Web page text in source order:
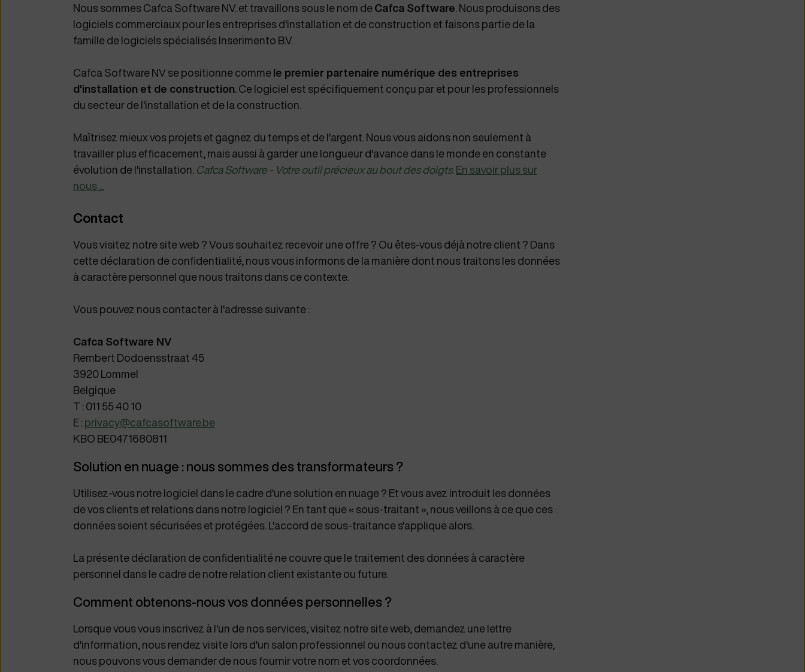
Nous sommes Cafca Software NV. et travaillons sous le nom deCafca Software. Nous produisons des
logiciels commerciaux pour les entreprises d'installation et de construction et faisons partie de la
famille de logiciels spécialisés Inserimento B.V.
Cafca Software NV se positionne commele premier partenaire numérique des entreprises
d'installation et de construction. Ce logiciel est spécifiquement conçu par et pour les professionnels
du secteur de l'installation et de la construction.
Maîtrisez mieux vos projets et gagnez du temps et de l'argent. Nous vous aidons non seulement à
travailler plus efficacement, mais aussi à garder une longueur d'avance dans le monde en constante
évolution de l'installation. Cafca Software - Votre outil précieux au bout des doigts.En savoir plus sur
nous ...
Contact
Vous visitez notre site web ? Vous souhaitez recevoir une offre ? Ou êtes-vous déjà notre client ? Dans
cette déclaration de confidentialité, nous vous informons de la manière dont nous traitons les données
à caractère personnel que nous traitons dans ce contexte.
Vous pouvez nous contacter à l'adresse suivante :
Cafca Software NV
Rembert Dodoensstraat 45
3920 Lommel
Belgique
T : 011 55 40 10
E :privacy@cafcasoftware.be
KBO BE0471680811
Solution en nuage : nous sommes des transformateurs ?
Utilisez-vous notre logiciel dans le cadre d'une solution en nuage ? Et vous avez introduit les données
de vos clients et relations dans notre logiciel ? En tant que « sous-traitant », nous veillons à ce que ces
données soient sécurisées et protégées. L'accord de sous-traitance s'applique alors.
La présente déclaration de confidentialité ne couvre que le traitement des données à caractère
personnel dans le cadre de notre relation client existante ou future.
Comment obtenons-nous vos données personnelles ?
Lorsque vous vous inscrivez à l'un de nos services, visitez notre site web, demandez une lettre
d'information, nous rendez visite lors d'un salon professionnel ou nous contactez d'une autre manière,
nous pouvons vous demander de nous fournir votre nom et vos coordonnées.